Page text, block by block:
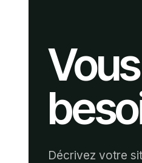
Décrivez votre